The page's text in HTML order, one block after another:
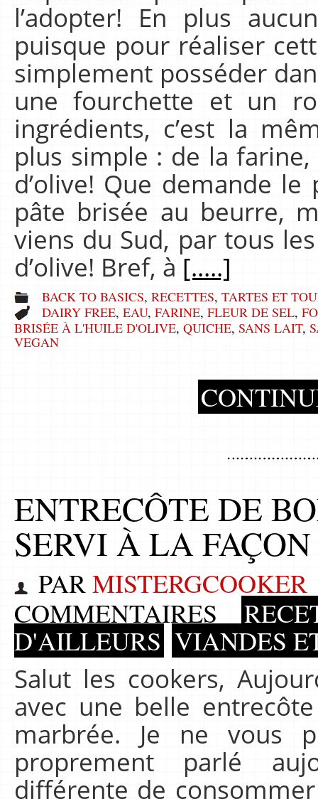
l’adopter! En plus
puisque pour réaliser
simplement posséder
une fourchette et un
ingrédients, c’est la
plus simple : de la farine,
d’olive! Que demande le
pâte brisée au beurre,
viens du Sud, par tous
d’olive! Bref, à [.....]
BACK TO BASICS, RECETTES, TARTES ET
DAIRY FREE, EAU, FARINE, FLEUR DE SEL,
BRISÉE À L'HUILE D'OLIVE, QUICHE, SANS LAIT,
VEGAN
ENTRECÔTE DE
SERVI À LA
PARMISTERGCOOKER
COMMENTAIRES
D'AILLEURS VIANDES
Salut les cookers,
avec une belle
marbrée. Je ne vous
proprement parlé
différente de